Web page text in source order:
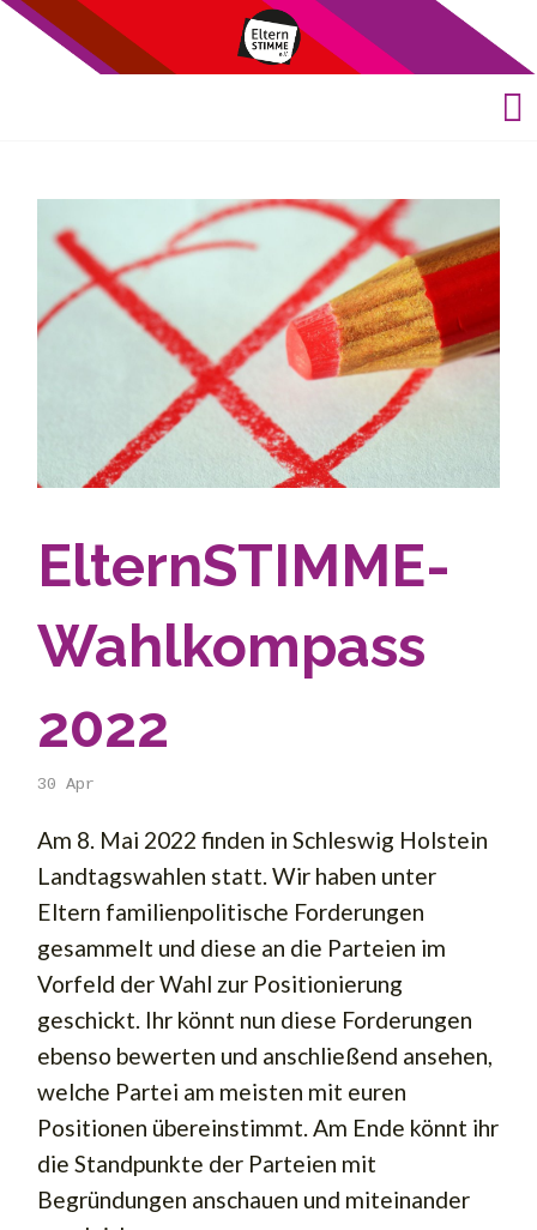
ElternSTIMME-
Wahlkompass
2022
30 Apr
Am 8. Mai 2022 finden in Schleswig Holstein
Landtagswahlen statt. Wir haben unter
Eltern familienpolitische Forderungen
gesammelt und diese an die Parteien im
Vorfeld der Wahl zur Positionierung
geschickt. Ihr könnt nun diese Forderungen
ebenso bewerten und anschließend ansehen,
welche Partei am meisten mit euren
Positionen übereinstimmt. Am Ende könnt ihr
die Standpunkte der Parteien mit
Begründungen anschauen und miteinander